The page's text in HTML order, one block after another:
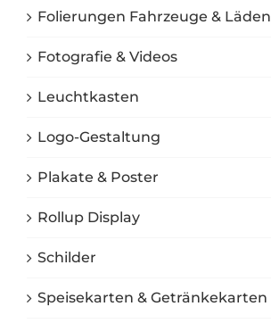
Folierungen Fahrzeuge & Läden
Fotografie & Videos
Leuchtkasten
Logo-Gestaltung
Plakate & Poster
Rollup Display
Schilder
Speisekarten & Getränkekarten